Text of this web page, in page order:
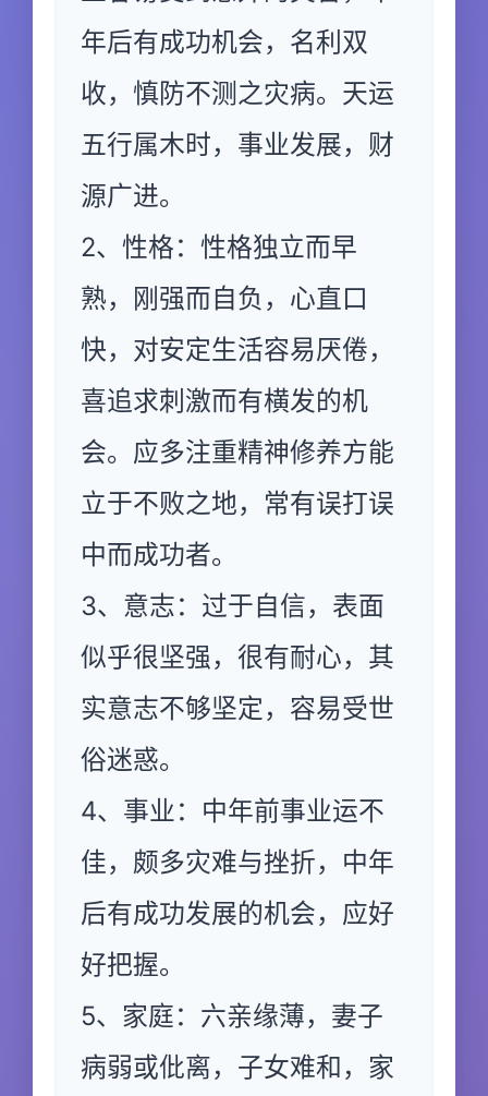
年后有成功机会，名利双
收，慎防不测之灾病。天运
五行属木时，事业发展，财
源广进。
2、性格：性格独立而早
熟，刚强而自负，心直口
快，对安定生活容易厌倦，
喜追求刺激而有横发的机
会。应多注重精神修养方能
立于不败之地，常有误打误
中而成功者。
3、意志：过于自信，表面
似乎很坚强，很有耐心，其
实意志不够坚定，容易受世
俗迷惑。
4、事业：中年前事业运不
佳，颇多灾难与挫折，中年
后有成功发展的机会，应好
好把握。
5、家庭：六亲缘薄，妻子
病弱或仳离，子女难和，家